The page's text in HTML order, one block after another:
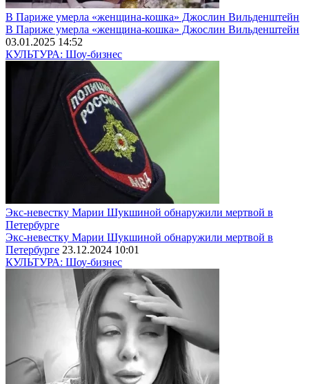
В Париже умерла «женщина-кошка» Джослин Вильденштейн
В Париже умерла «женщина-кошка» Джослин Вильденштейн
03.01.2025 14:52
КУЛЬТУРА: Шоу-бизнес
Экс-невестку Марии Шукшиной обнаружили мертвой в
Петербурге
Экс-невестку Марии Шукшиной обнаружили мертвой в
Петербурге 23.12.2024 10:01
КУЛЬТУРА: Шоу-бизнес